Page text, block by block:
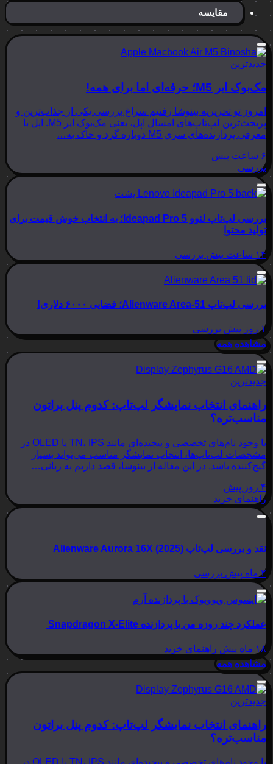
مقایسه
جدیدترین
مک‌بوک ایر M5؛ حرفه‌ای اما برای همه!
امروز تو تحریریه بینوشا رفتیم سراغ بررسی یکی از جذاب‌ترین و
پربحث‌ترین لپ‌تاپ‌های امسال اپل، یعنی مک‌بوک ایر M5. اپل با
معرفی پردازنده‌های سری M5 دوباره گرد و خاک به…
۶ ساعت پیش
بررسی
بررسی لپ‌تاپ لنوو Ideapad Pro 5؛ یه انتخاب خوش قیمت برای
تولید محتوا
۱۴ ساعت پیش بررسی
بررسی لپ‌تاپ Alienware Area-51؛ فضایی ۶۰۰۰ دلاری!
۱ روز پیش
بررسی
مشاهده همه
جدیدترین
راهنمای انتخاب نمایشگر لپ‌تاپ: کدوم پنل براتون
مناسب‌تره؟
با وجود نام‌های تخصصی و پیچیده‌ای مانند TN، IPS یا OLED در
مشخصات لپ‌تاپ‌ها، انتخاب نمایشگر مناسب می‌تواند بسیار
گیج‌کننده باشد. در این مقاله از بینوشا، قصد داریم به زبانی…
۴ روز پیش
راهنمای خرید
نقد و بررسی لپ‌تاپ Alienware Aurora 16X (2025)
۲ ماه پیش بررسی
عملکرد چند روزه من با پردازنده Snapdragon X-Elite
۱۸ ماه پیش
راهنمای خرید
مشاهده همه
جدیدترین
راهنمای انتخاب نمایشگر لپ‌تاپ: کدوم پنل براتون
مناسب‌تره؟